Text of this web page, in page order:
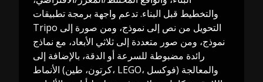
والتخطيط قبل البناء. تدعم واجهة برمجة تطبيقات
Tripo التحويل من نص إلى نموذج، ومن صورة إلى
نموذج، ومن صور متعددة إلى ثلاثي الأبعاد، مع نماذج
رائدة مضبوطة للسرعة أو الدقة، بالإضافة إلى
الأنماط (كرتون، طين، LEGO، فوكسل) والمعالجة